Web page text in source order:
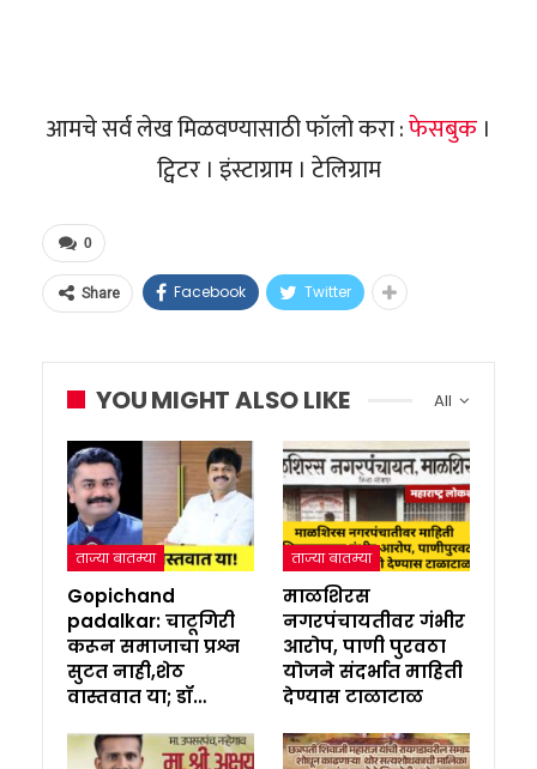
आमचे सर्व लेख मिळवण्यासाठी फॉलो करा :फेसबुक ।
ट्विटर । इंस्टाग्राम । टेलिग्राम
0
Share Facebook Twitter
All
YOU MIGHT ALSO LIKE
ताज्या बातम्या
Gopichand
padalkar: चाटूगिरी
करून समाजाचा प्रश्न
सुटत नाही,शेठ
वास्तवात या; डॉ…
ताज्या बातम्या
माळशिरस
नगरपंचायतीवर गंभीर
आरोप, पाणी पुरवठा
योजने संदर्भात माहिती
देण्यास टाळाटाळ